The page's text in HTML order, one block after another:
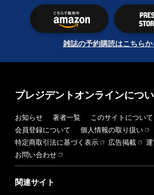
雑誌の予約購読はこちらか
プレジデントオンラインにつ
お知らせ 著者一覧
このサイトについて
会員登録について
個人情報の取り扱い
特定商取引法に基づく表示
広告掲載
お問い合わせ
関連サイト